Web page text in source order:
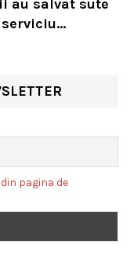
au salvat sute
pagina de